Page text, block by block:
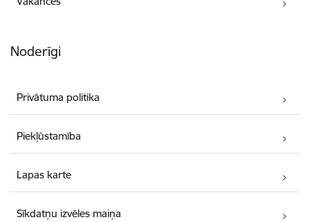
Noderīgi
Privātuma politika
Piekļūstamība
Lapas karte
Sīkdatņu izvēles maiņa